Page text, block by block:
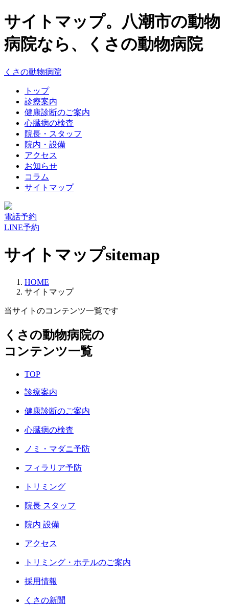
サイトマップ。八潮市の動物
病院なら、くさの動物病院
くさの動物病院
トップ
診療案内
健康診断のご案内
心臓病の検査
院長・スタッフ
院内・設備
アクセス
お知らせ
コラム
サイトマップ
電話予約
LINE予約
サイトマップsitemap
HOME
サイトマップ
当サイトのコンテンツ一覧です
くさの動物病院の
コンテンツ一覧
TOP
診療案内
健康診断のご案内
心臓病の検査
ノミ・マダニ予防
フィラリア予防
トリミング
院長 スタッフ
院内 設備
アクセス
トリミング・ホテルのご案内
採用情報
くさの新聞